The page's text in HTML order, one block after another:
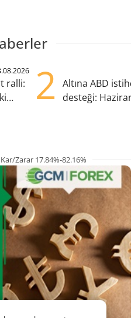
ralli:
2
Altına ABD
desteği:
Zarar 17.84%-82.16%